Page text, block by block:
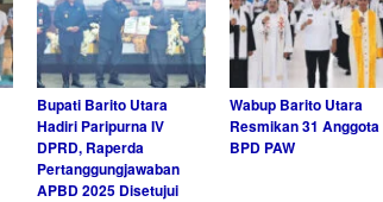
Bupati Barito Utara
Hadiri Paripurna IV
DPRD, Raperda
Pertanggungjawaban
APBD 2025 Disetujui
Wabup Barito Utara
Resmikan 31 Anggota
BPD PAW